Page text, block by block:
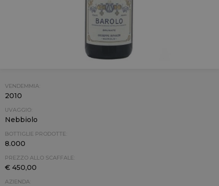
VENDEMMIA:
2010
UVAGGIO:
Nebbiolo
BOTTIGLIE PRODOTTE:
8.000
PREZZO ALLO SCAFFALE:
€ 450,00
AZIENDA: